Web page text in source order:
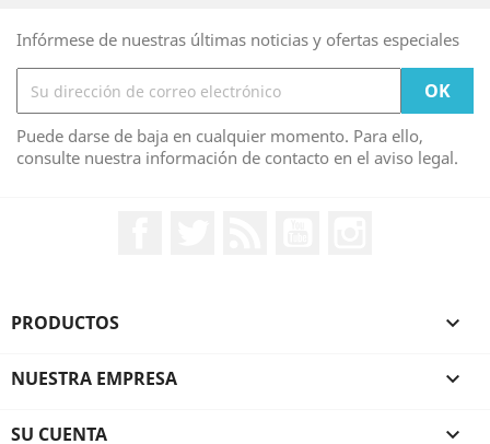
Infórmese de nuestras últimas noticias y ofertas especiales
Puede darse de baja en cualquier momento. Para ello,
consulte nuestra información de contacto en el aviso legal.
PRODUCTOS 
NUESTRA EMPRESA 
SU CUENTA 